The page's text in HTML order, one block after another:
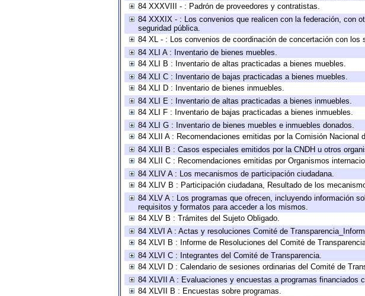
84 XXXVIII - : Padrón de proveedores y contratistas.
84 XXXIX - : Los convenios que realicen con la federación, con
seguridad pública.
84 XL - : Los convenios de coordinación de concertación con los
84 XLI A : Inventario de bienes muebles.
84 XLI B : Inventario de altas practicadas a bienes muebles.
84 XLI C : Inventario de bajas practicadas a bienes muebles.
84 XLI D : Inventario de bienes inmuebles.
84 XLI E : Inventario de altas practicadas a bienes inmuebles.
84 XLI F : Inventario de bajas practicadas a bienes inmuebles.
84 XLI G : Inventario de bienes muebles e inmuebles donados.
84 XLII A : Recomendaciones emitidas por la Comisión Nacional
84 XLII B : Casos especiales emitidos por la CNDH u otros
84 XLII C : Recomendaciones emitidas por Organismos
84 XLIV A : Los mecanismos de participación ciudadana.
84 XLIV B : Participación ciudadana, Resultado de los
84 XLV A : Los programas que ofrecen, incluyendo información
requisitos y formatos para acceder a los mismos.
84 XLV B : Trámites del Sujeto Obligado.
84 XLVI A : Actas y resoluciones Comité de
84 XLVI B : Informe de Resoluciones del Comité de
84 XLVI C : Integrantes del Comité de Transparencia.
84 XLVI D : Calendario de sesiones ordinarias del Comité de
84 XLVII A : Evaluaciones y encuestas a programas financiados
84 XLVII B : Encuestas sobre programas.